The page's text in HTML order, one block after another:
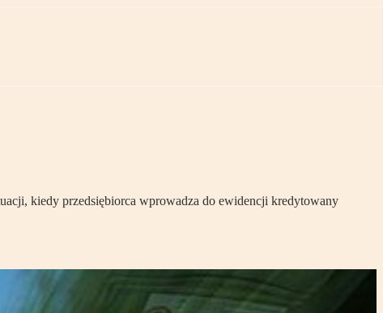
kiedy przedsiębiorca wprowadza do ewidencji kredytowany